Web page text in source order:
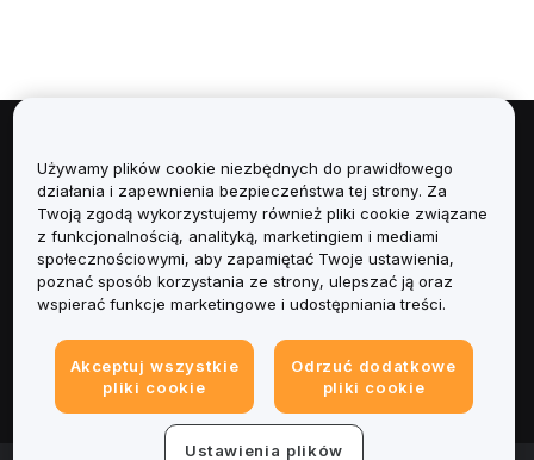
Informacje
Usługi
Obsługa Klienta
Informacje prawne
Używamy plików cookie niezbędnych do prawidłowego
działania i zapewnienia bezpieczeństwa tej strony. Za
Twoją zgodą wykorzystujemy również pliki cookie związane
z funkcjonalnością, analityką, marketingiem i mediami
społecznościowymi, aby zapamiętać Twoje ustawienia,
poznać sposób korzystania ze strony, ulepszać ją oraz
wspierać funkcje marketingowe i udostępniania treści.
Akceptuj wszystkie
pliki cookie
Odrzuć dodatkowe
pliki cookie
Ustawienia plików